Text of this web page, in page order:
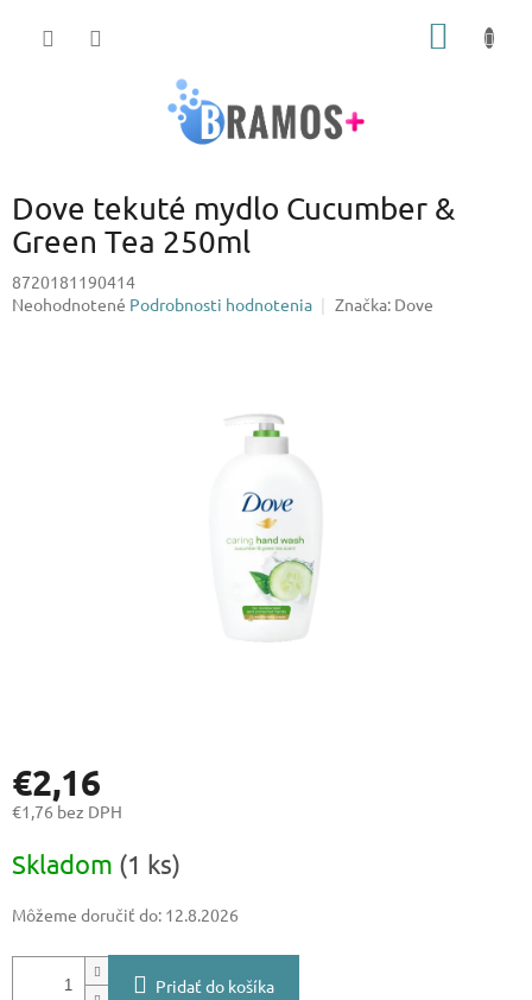
Dove tekuté mydlo Cucumber &
Green Tea 250ml
8720181190414
Priemerné
Neohodnotené Podrobnosti hodnotenia Značka: Dove
€2,16
€1,76 bez DPH
cena:
Skladom (1 ks)
Môžeme doručiť do: 12.8.2026
Pridať do košíka